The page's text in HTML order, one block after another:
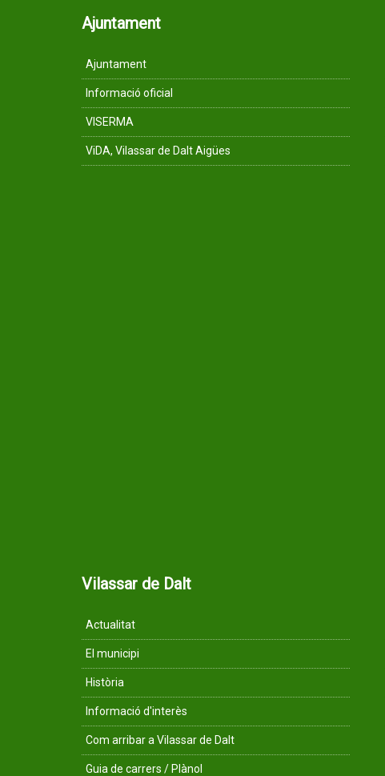
Ajuntament
Ajuntament
Informació oficial
VISERMA
ViDA, Vilassar de Dalt Aigües
Vilassar de Dalt
Actualitat
El municipi
Història
Informació d'interès
Com arribar a Vilassar de Dalt
Guia de carrers / Plànol